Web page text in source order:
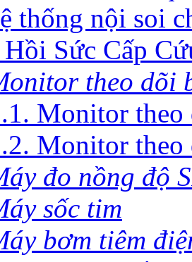
thống nội soi
Sức Cấp
theo dõi
Monitor theo
Monitor
đo nồng độ
sốc tim
bơm tiêm